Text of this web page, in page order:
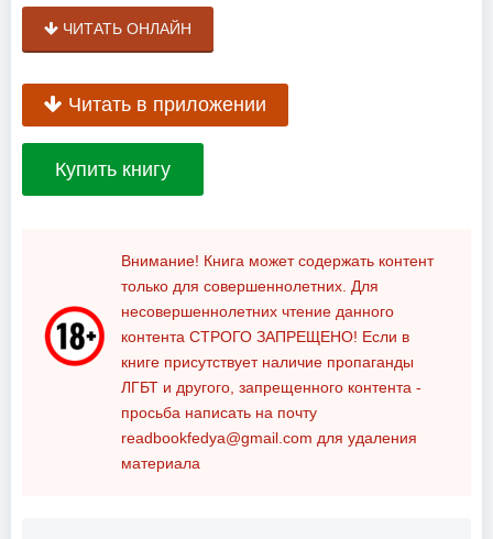
ЧИТАТЬ ОНЛАЙН
Читать в приложении
Купить книгу
Внимание! Книга может содержать контент
только для совершеннолетних. Для
несовершеннолетних чтение данного
контента СТРОГО ЗАПРЕЩЕНО! Если в
книге присутствует наличие пропаганды
ЛГБТ и другого, запрещенного контента -
просьба написать на почту
readbookfedya@gmail.com для удаления
материала